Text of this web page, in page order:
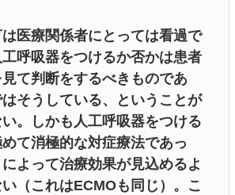
医療関係者にとっては看過で
呼吸器をつけるか否かは患者
て判断をするべきものであ
そうしている、ということが
。しかも人工呼吸器をつける
て消極的な対症療法であっ
よって治療効果が見込めるよ
（これはECMOも同じ）。こ